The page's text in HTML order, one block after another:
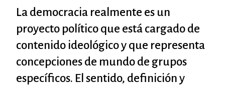
La democracia realmente es un
proyecto político que está cargado de
contenido ideológico y que representa
concepciones de mundo de grupos
específicos. El sentido, definición y